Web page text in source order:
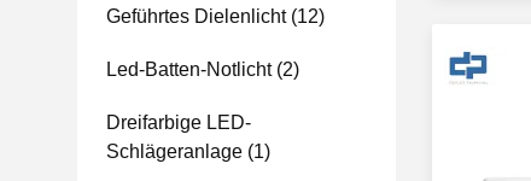
Geführtes Dielenlicht(12)
Led-Batten-Notlicht(2)
Dreifarbige LED-
Schlägeranlage (1)